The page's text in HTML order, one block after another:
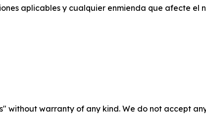
aplicables y cualquier enmienda que afecte el
without warranty of any kind. We do not accept